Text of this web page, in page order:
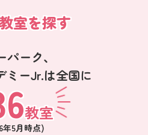
室を探す
パーク、
ミーJr.は全国に
教室
年5月時点)